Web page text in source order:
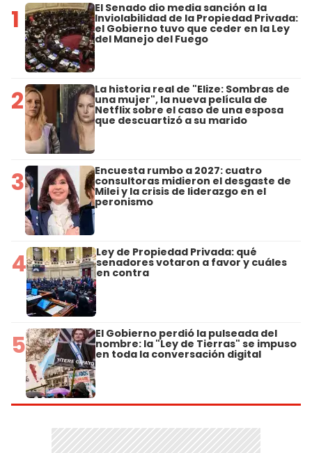
1 El Senado dio media sanción a la
Inviolabilidad de la Propiedad Privada:
el Gobierno tuvo que ceder en la Ley
del Manejo del Fuego
2 La historia real de "Elize: Sombras de
una mujer", la nueva película de
Netflix sobre el caso de una esposa
que descuartizó a su marido
3 Encuesta rumbo a 2027: cuatro
consultoras midieron el desgaste de
Milei y la crisis de liderazgo en el
peronismo
4 Ley de Propiedad Privada: qué
senadores votaron a favor y cuáles
en contra
5 El Gobierno perdió la pulseada del
nombre: la "Ley de Tierras" se impuso
en toda la conversación digital